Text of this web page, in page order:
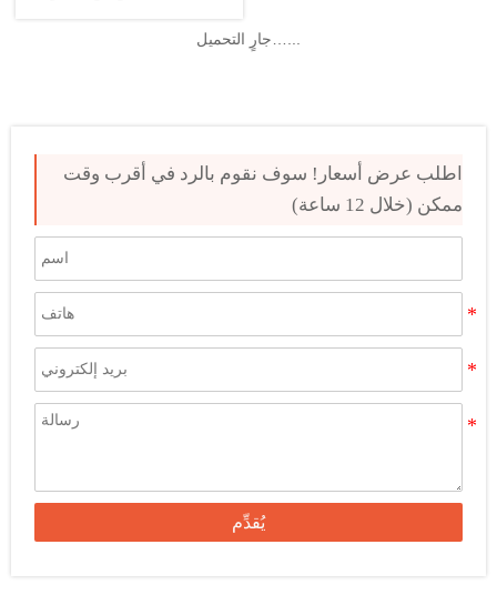
اطلب عرض أسعار! سوف نقوم بالرد في أقرب وقت
ممكن (خلال 12 ساعة)
يُقدِّم